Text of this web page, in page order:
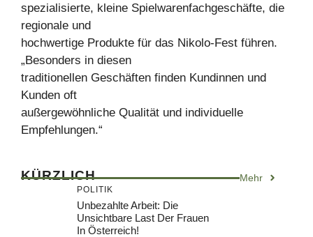
spezialisierte, kleine Spielwarenfachgeschäfte, die
regionale und
hochwertige Produkte für das Nikolo-Fest führen.
„Besonders in diesen
traditionellen Geschäften finden Kundinnen und
Kunden oft
außergewöhnliche Qualität und individuelle
Empfehlungen.“
KÜRZLICH Mehr
POLITIK
Unbezahlte Arbeit: Die
Unsichtbare Last Der Frauen
In Österreich!